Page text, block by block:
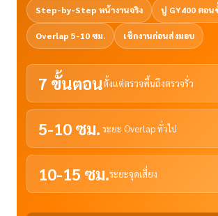
Step-by-Step หน้างานจริง ปู GY400 ตอน
Overlap 5-10 ซม. เช็กงานก่อนส่งมอบ
7 ขั้นตอนตั้งแต่ตรวจพื้นถึงตรวจรั่ว
5-10 ซม. ระยะ Overlap ทั่วไป
10-15 ซม.ระยะจุดเสี่ยง